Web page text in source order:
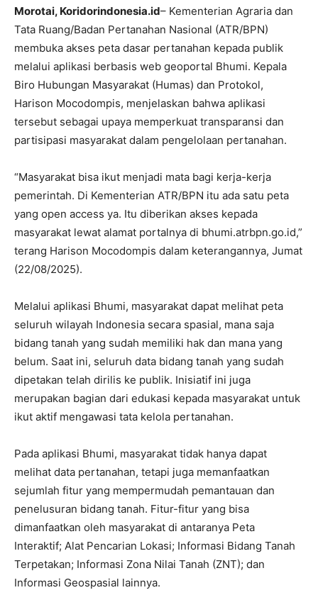
Morotai, Koridorindonesia.id– Kementerian Agraria dan
Tata Ruang/Badan Pertanahan Nasional (ATR/BPN)
membuka akses peta dasar pertanahan kepada publik
melalui aplikasi berbasis web geoportal Bhumi. Kepala
Biro Hubungan Masyarakat (Humas) dan Protokol,
Harison Mocodompis, menjelaskan bahwa aplikasi
tersebut sebagai upaya memperkuat transparansi dan
partisipasi masyarakat dalam pengelolaan pertanahan.
‎“Masyarakat bisa ikut menjadi mata bagi kerja-kerja
pemerintah. Di Kementerian ATR/BPN itu ada satu peta
yang open access ya. Itu diberikan akses kepada
masyarakat lewat alamat portalnya di bhumi.atrbpn.go.id,”
terang Harison Mocodompis dalam keterangannya, Jumat
(22/08/2025).
‎Melalui aplikasi Bhumi, masyarakat dapat melihat peta
seluruh wilayah Indonesia secara spasial, mana saja
bidang tanah yang sudah memiliki hak dan mana yang
belum. Saat ini, seluruh data bidang tanah yang sudah
dipetakan telah dirilis ke publik. Inisiatif ini juga
merupakan bagian dari edukasi kepada masyarakat untuk
ikut aktif mengawasi tata kelola pertanahan.
‎Pada aplikasi Bhumi, masyarakat tidak hanya dapat
melihat data pertanahan, tetapi juga memanfaatkan
sejumlah fitur yang mempermudah pemantauan dan
penelusuran bidang tanah. Fitur-fitur yang bisa
dimanfaatkan oleh masyarakat di antaranya Peta
Interaktif; Alat Pencarian Lokasi; Informasi Bidang Tanah
Terpetakan; Informasi Zona Nilai Tanah (ZNT); dan
Informasi Geospasial lainnya.